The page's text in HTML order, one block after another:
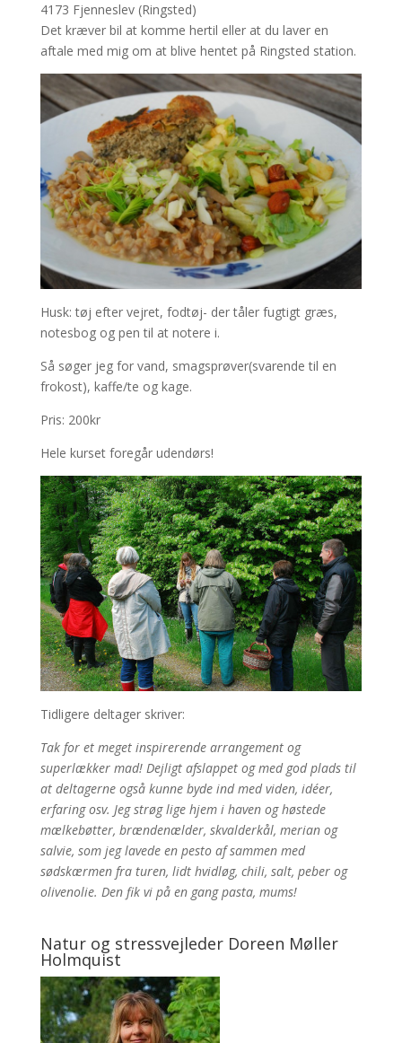
4173 Fjenneslev (Ringsted)
Det kræver bil at komme hertil eller at du laver en
aftale med mig om at blive hentet på Ringsted station.
Husk: tøj efter vejret, fodtøj- der tåler fugtigt græs,
notesbog og pen til at notere i.
Så søger jeg for vand, smagsprøver(svarende til en
frokost), kaffe/te og kage.
Pris: 200kr
Hele kurset foregår udendørs!
Tidligere deltager skriver:
Tak for et meget inspirerende arrangement og
superlækker mad! Dejligt afslappet og med god plads til
at deltagerne også kunne byde ind med viden, idéer,
erfaring osv. Jeg strøg lige hjem i haven og høstede
mælkebøtter, brændenælder, skvalderkål, merian og
salvie, som jeg lavede en pesto af sammen med
sødskærmen fra turen, lidt hvidløg, chili, salt, peber og
olivenolie. Den fik vi på en gang pasta, mums!
Natur og stressvejleder Doreen Møller
Holmquist